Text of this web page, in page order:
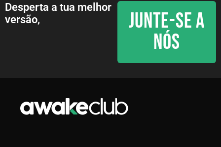
Desperta a tua melhor
versão,
JUNTE-SE A
NÓS